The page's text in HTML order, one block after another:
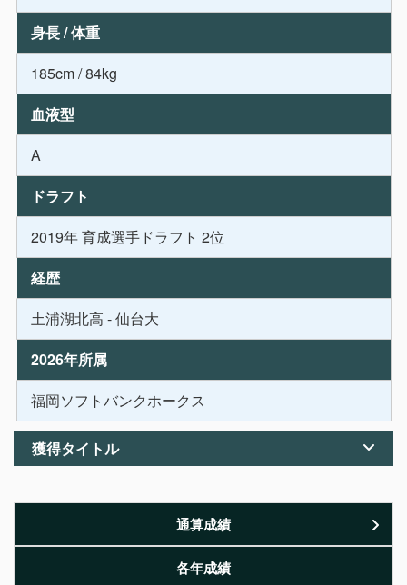
身長 / 体重
185cm / 84kg
血液型
A
ドラフト
2019年 育成選手ドラフト 2位
経歴
土浦湖北高 - 仙台大
2026年所属
福岡ソフトバンクホークス
獲得タイトル
通算成績
各年成績